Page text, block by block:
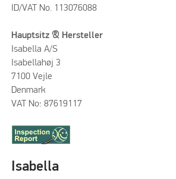
ID/VAT No. 113076088
Hauptsitz & Hersteller
Isabella A/S
Isabellahøj 3
7100 Vejle
Denmark
VAT No: 87619117
Isabella